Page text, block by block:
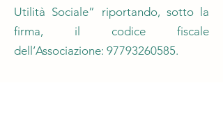
Utilità Sociale” riportando, sotto la
firma, il codice fiscale
dell’Associazione: 97793260585.